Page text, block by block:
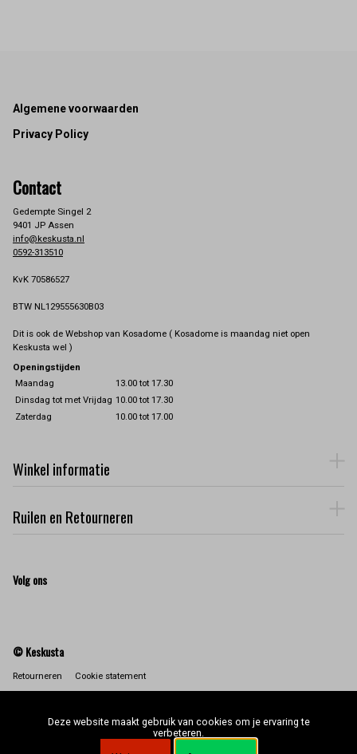
Footer
Algemene voorwaarden
Privacy Policy
Contact
Gedempte Singel 2
9401 JP Assen
info@keskusta.nl
0592-313510
KvK 70586527
BTW NL129555630B03
Dit is ook de Webshop van Kosadome ( Kosadome is maandag niet open
Keskusta wel )
Openingstijden
Maandag
13.00 tot 17.30
Dinsdag tot met Vrijdag 10.00 tot 17.30
Zaterdag
10.00 tot 17.00
Winkel informatie
Ruilen en Retourneren
Volg ons
© Keskusta
Retourneren Cookie statement
Deze website maakt gebruik van cookies om je ervaring te
verbeteren.